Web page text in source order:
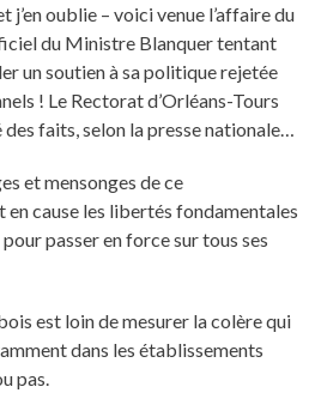
j’en oublie – voici venue l’affaire du
du Ministre Blanquer tentant
un soutien à sa politique rejetée
! Le Rectorat d’Orléans-Tours
faits, selon la presse nationale…
et mensonges de ce
cause les libertés fondamentales
passer en force sur tous ses
est loin de mesurer la colère qui
dans les établissements
pas.